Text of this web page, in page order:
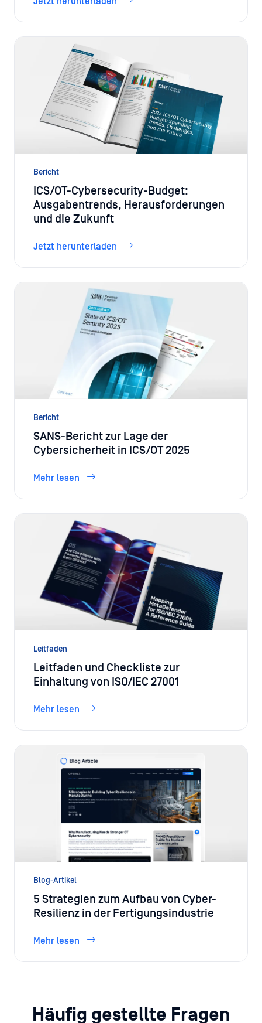
Bericht
ICS/OT-Cybersecurity-Budget:
Ausgabentrends, Herausforderungen
Bericht
SANS-Bericht zur Lage der
Leitfaden
Leitfaden und Checkliste zur
Blog-Artikel
5 Strategien zum Aufbau von Cyber-